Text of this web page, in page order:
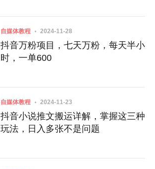
自媒体教程 2024-11-28
抖音万粉项目，七天万粉，每天半小
时，一单600
自媒体教程 2024-11-23
抖音小说推文搬运详解，掌握这三种
玩法，日入多张不是问题